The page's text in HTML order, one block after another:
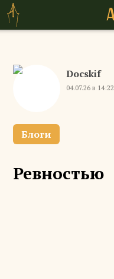
Docskif
04.07.26 в 14:22
Блоги
Ревностью